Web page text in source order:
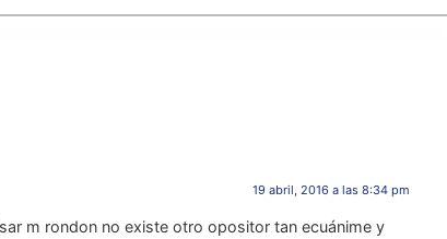
19 abril, 2016 a las 8:34 pm
m rondon no existe otro opositor tan ecuánime y